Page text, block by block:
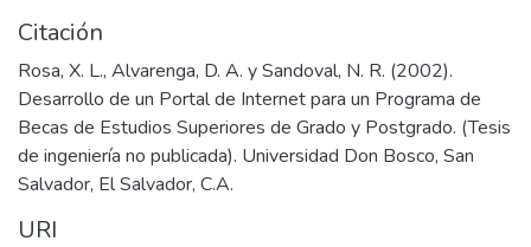
Citación
Rosa, X. L., Alvarenga, D. A. y Sandoval, N. R. (2002).
Desarrollo de un Portal de Internet para un Programa de
Becas de Estudios Superiores de Grado y Postgrado. (Tesis
de ingeniería no publicada). Universidad Don Bosco, San
Salvador, El Salvador, C.A.
URI